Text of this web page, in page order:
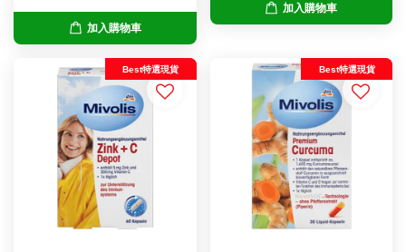
加入購物車
加入購物車
Best特選現貨 Best特選現貨